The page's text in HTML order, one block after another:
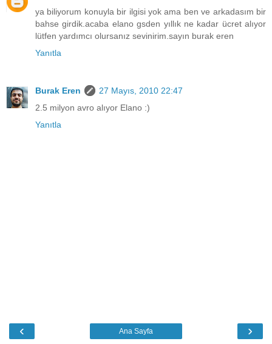
ya biliyorum konuyla bir ilgisi yok ama ben ve arkadasım bir
bahse girdik.acaba elano gsden yıllık ne kadar ücret alıyor
lütfen yardımcı olursanız sevinirim.sayın burak eren
Yanıtla
Burak Eren
27 Mayıs, 2010 22:47
2.5 milyon avro alıyor Elano :)
Yanıtla
‹ ›
Ana Sayfa